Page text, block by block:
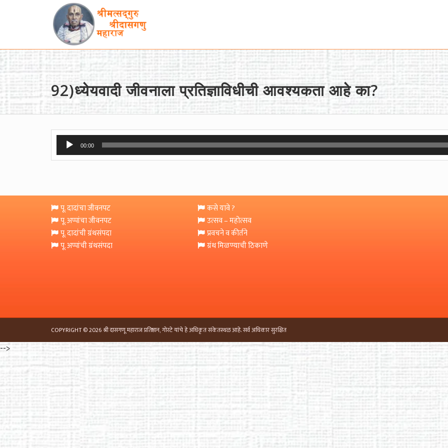
92)ध्येयवादी जीवनाला प्रतिज्ञाविधीची आवश्यकता आहे का?
Audio
Player
00:00
पू. दादांचा जीवनपट
पू. अप्पांचा जीवनपट
पू. दादांची ग्रंथसंपदा
पू. अप्पांची ग्रंथसंपदा
कसे यावे ?
उत्सव – महोत्सव
प्रवचने व कीर्तने
ग्रंथ मिळण्याची ठिकाणे
COPYRIGHT © 2026 श्री दासगणू महाराज प्रतिष्ठान, गोरटे यांचे हे अधिकृत संकेतस्थळ आहे. सर्व अधिकार सुरक्षित
-->